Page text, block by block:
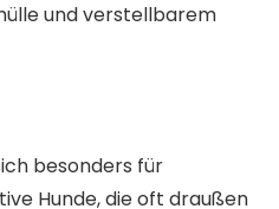
und verstellbarem
besonders für
Hunde, die oft draußen